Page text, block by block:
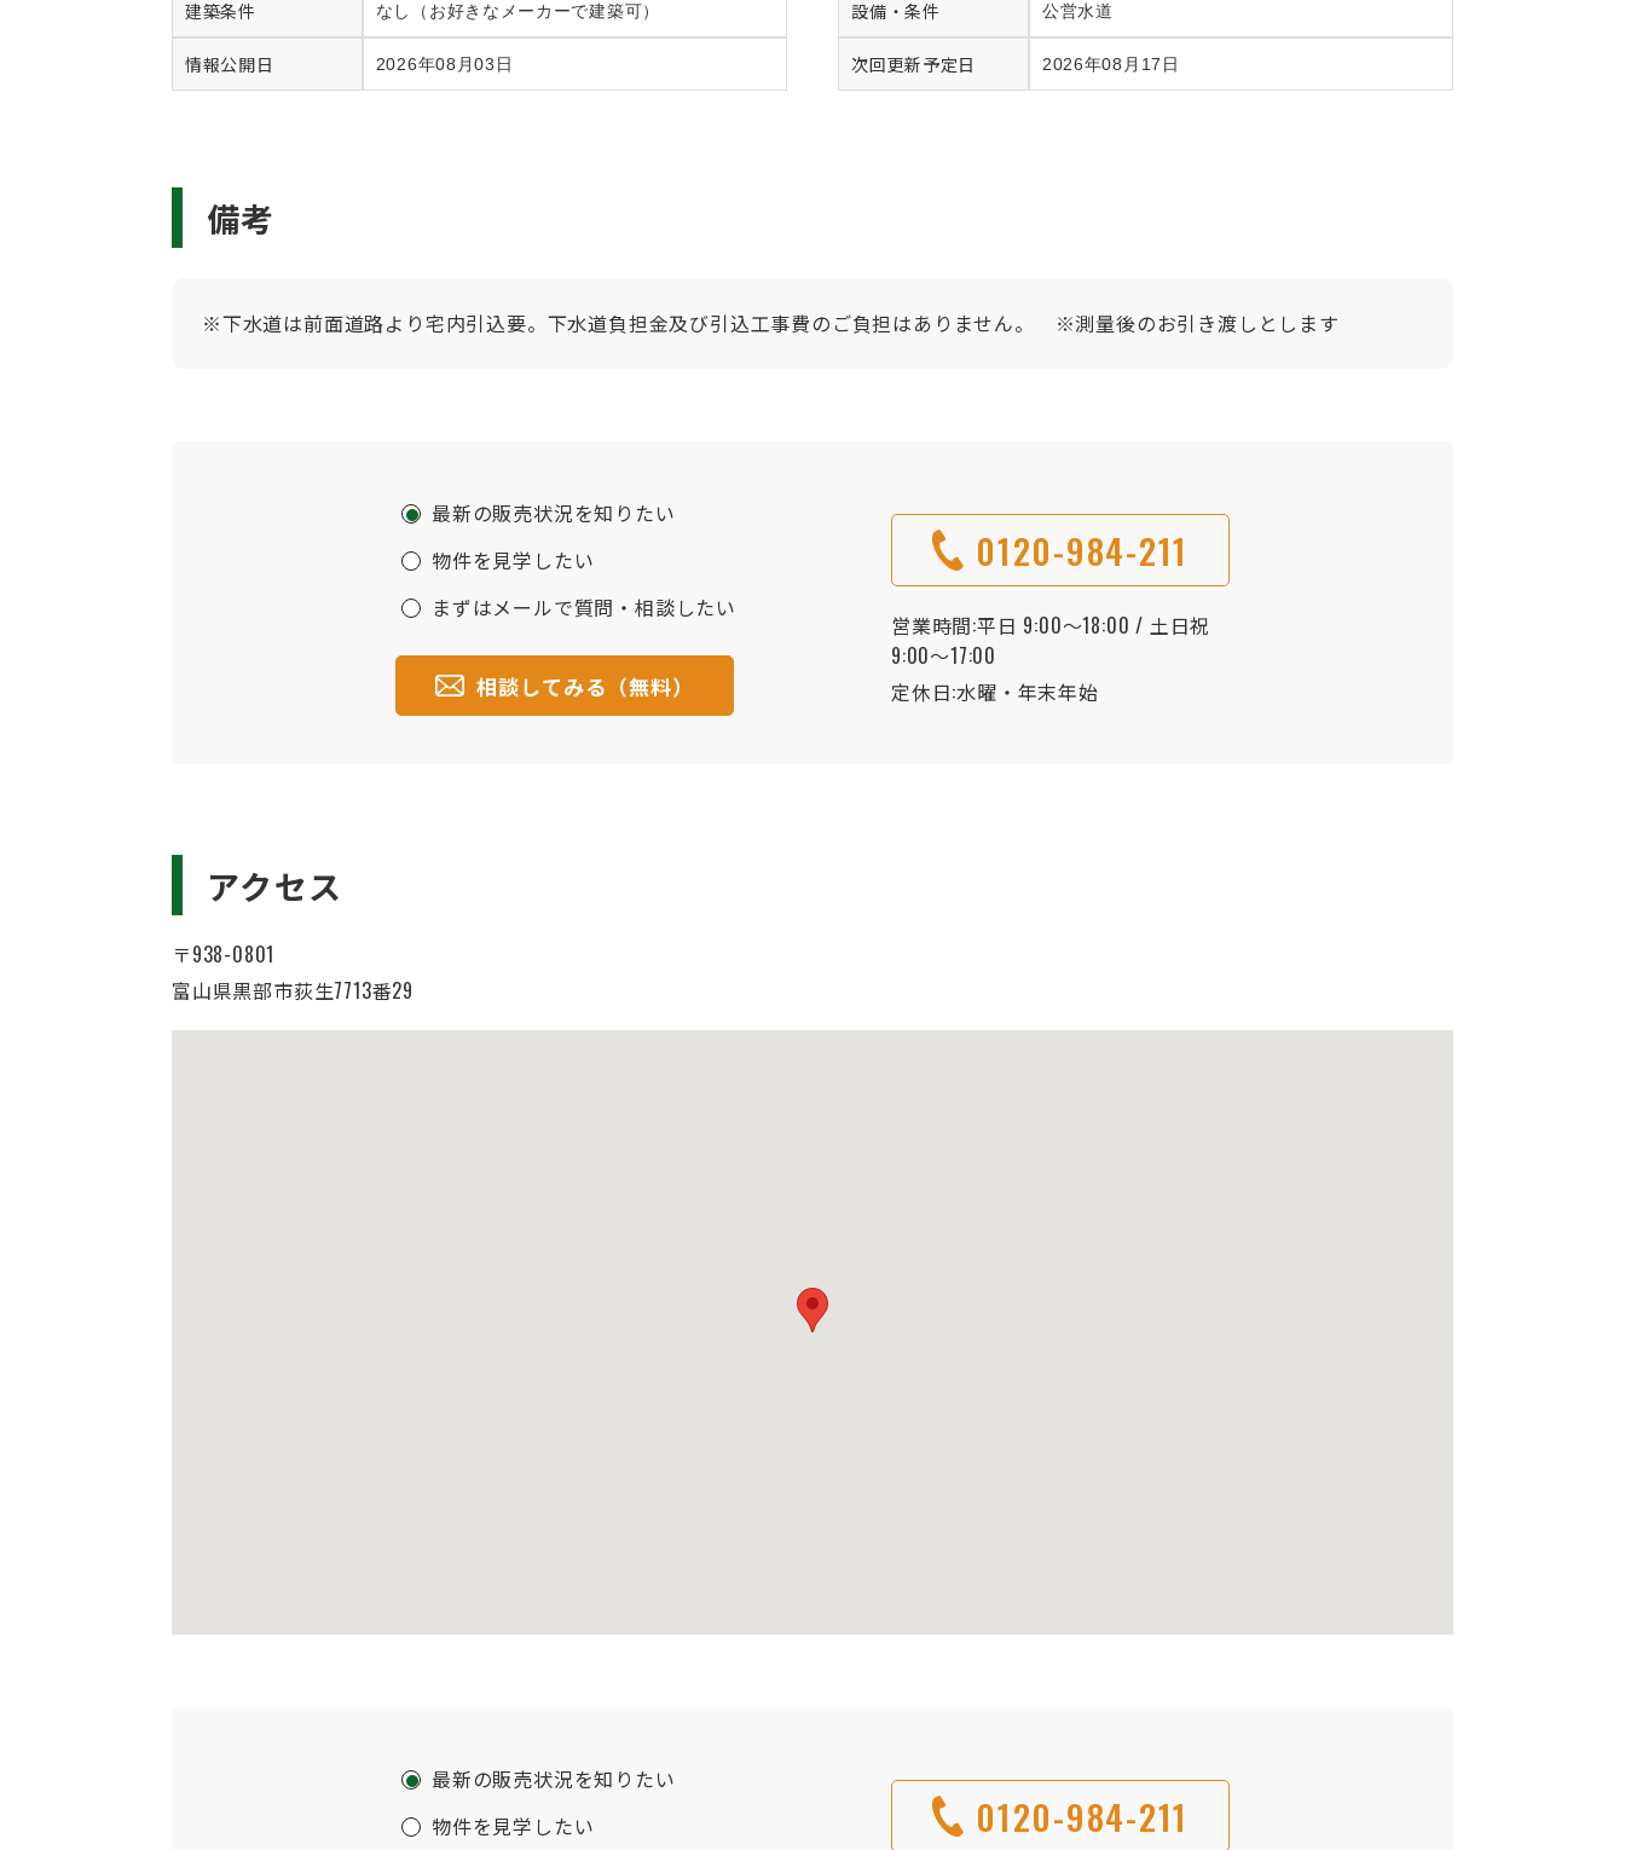
建築条件 なし（お好きなメーカーで建築可） 設備・条件 公営水道
情報公開日 2026年08月03日 次回更新予定日 2026年08月17日
備考
※下水道は前面道路より宅内引込要。下水道負担金及び引込工事費のご負担はありません。　※測量後のお引き渡しとします
最新の販売状況を知りたい
物件を見学したい
まずはメールで質問・相談したい
相談してみる（無料）
0120-984-211
営業時間:平日 9:00～18:00 / 土日祝
9:00～17:00
定休日:水曜・年末年始
アクセス
〒938-0801
富山県黒部市荻生7713番29
最新の販売状況を知りたい
物件を見学したい
0120-984-211